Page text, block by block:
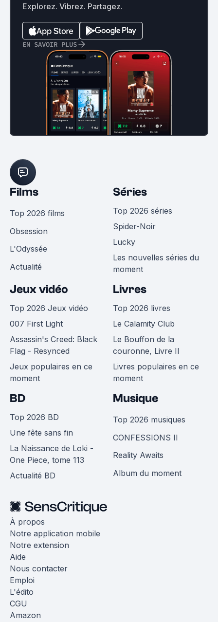
Explorez. Vibrez. Partagez.
EN SAVOIR PLUS
Films
Top 2026 films
Obsession
L'Odyssée
Actualité
Séries
Top 2026 séries
Spider-Noir
Lucky
Les nouvelles séries du
moment
Jeux vidéo
Top 2026 Jeux vidéo
007 First Light
Assassin's Creed: Black
Flag - Resynced
Jeux populaires en ce
moment
Livres
Top 2026 livres
Le Calamity Club
Le Bouffon de la
couronne, Livre II
Livres populaires en ce
moment
BD
Top 2026 BD
Une fête sans fin
La Naissance de Loki -
One Piece, tome 113
Actualité BD
Musique
Top 2026 musiques
CONFESSIONS II
Reality Awaits
Album du moment
À propos
Notre application mobile
Notre extension
Aide
Nous contacter
Emploi
L'édito
CGU
Amazon